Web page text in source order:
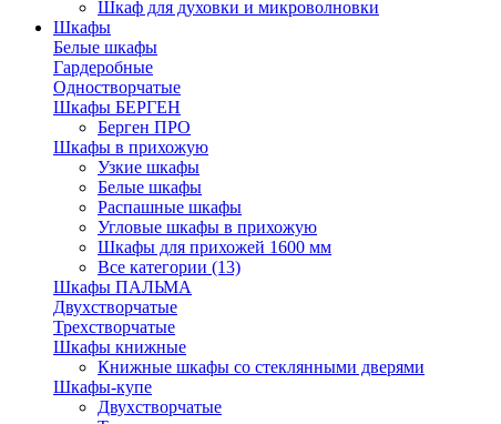
Шкаф для духовки и микроволновки
Шкафы
Белые шкафы
Гардеробные
Одностворчатые
Шкафы БЕРГЕН
Берген ПРО
Шкафы в прихожую
Узкие шкафы
Белые шкафы
Распашные шкафы
Угловые шкафы в прихожую
Шкафы для прихожей 1600 мм
Все категории (13)
Шкафы ПАЛЬМА
Двухстворчатые
Трехстворчатые
Шкафы книжные
Книжные шкафы со стеклянными дверями
Шкафы-купе
Двухстворчатые